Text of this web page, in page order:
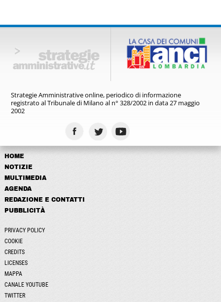
Strategie Amministrative online, periodico di informazione
registratoal Tribunale di Milano al n° 328/2002 in data 27 maggio
2002
HOME
NOTIZIE
MULTIMEDIA
AGENDA
REDAZIONE E CONTATTI
PUBBLICITÀ
PRIVACY POLICY
COOKIE
CREDITS
LICENSES
MAPPA
CANALE YOUTUBE
TWITTER